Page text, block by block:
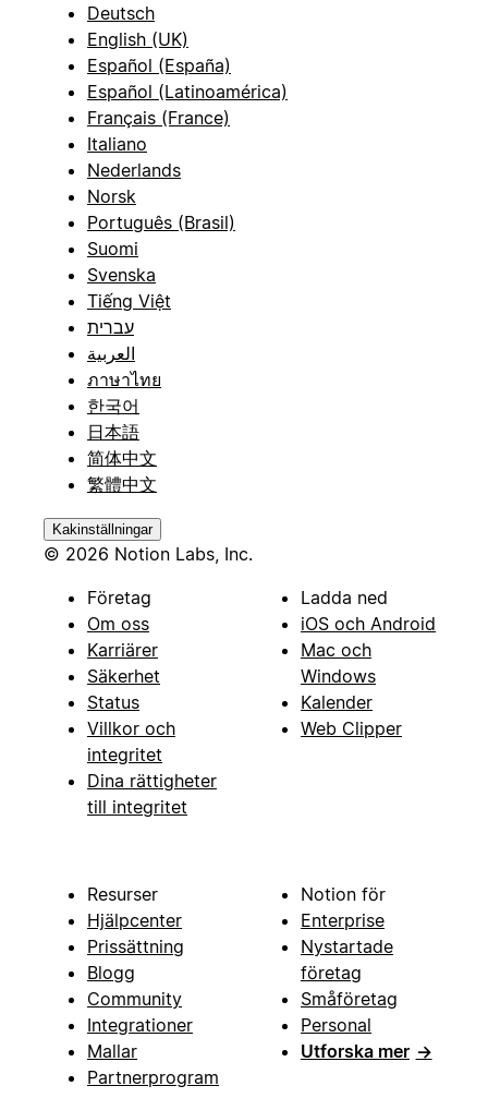
Deutsch
English (UK)
Español (España)
Español (Latinoamérica)
Français (France)
Italiano
Nederlands
Norsk
Português (Brasil)
Suomi
Svenska
Tiếng Việt
עברית
العربية
ภาษาไทย
한국어
日本語
简体中文
繁體中文
Kakinställningar
© 2026 Notion Labs, Inc.
Företag
Om oss
Karriärer
Säkerhet
Status
Villkor och
integritet
Dina rättigheter
till integritet
Ladda ned
iOS och Android
Mac och
Windows
Kalender
Web Clipper
Resurser
Hjälpcenter
Prissättning
Blogg
Community
Integrationer
Mallar
Partnerprogram
Notion för
Enterprise
Nystartade
företag
Småföretag
Personal
Utforska mer →